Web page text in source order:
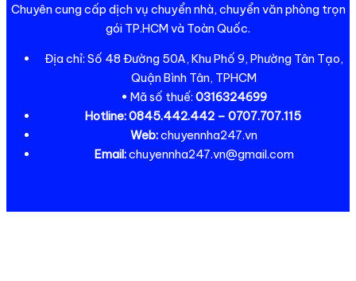
Chuyên cung cấp dịch vụ chuyển nhà, chuyển văn phòng trọn
gói TP.HCM và Toàn Quốc.
Địa chỉ: Số 48 Đường 50A, Khu Phố 9, Phường Tân Tạo,
Quận Bình Tân, TPHCM
• Mã số thuế: 0316324699
Hotline:0845.442.442 – 0707.707.115
Web:chuyennha247.vn
Email:chuyennha247.vn@gmail.com